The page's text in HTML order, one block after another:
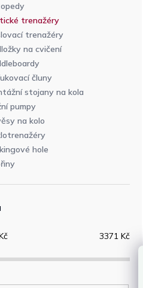
trenažéry
trenažéry
na cvičení
čluny
stojany na kola
pumpy
na kolo
hole
3371 Kč